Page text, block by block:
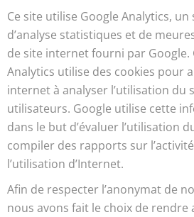
Ce site utilise Google Analytics, un
d’analyse statistiques et de
de site internet fourni par Google.
Analytics utilise des cookies pour
internet à analyser l’utilisation du
utilisateurs. Google utilise cette
dans le but d’évaluer l’utilisation
compiler des rapports sur
l’utilisation d’Internet.
Afin de respecter l’anonymat de
nous avons fait le choix de rendre